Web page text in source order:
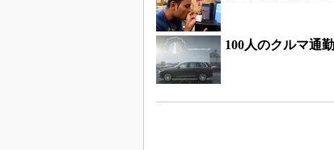
100人のクルマ通